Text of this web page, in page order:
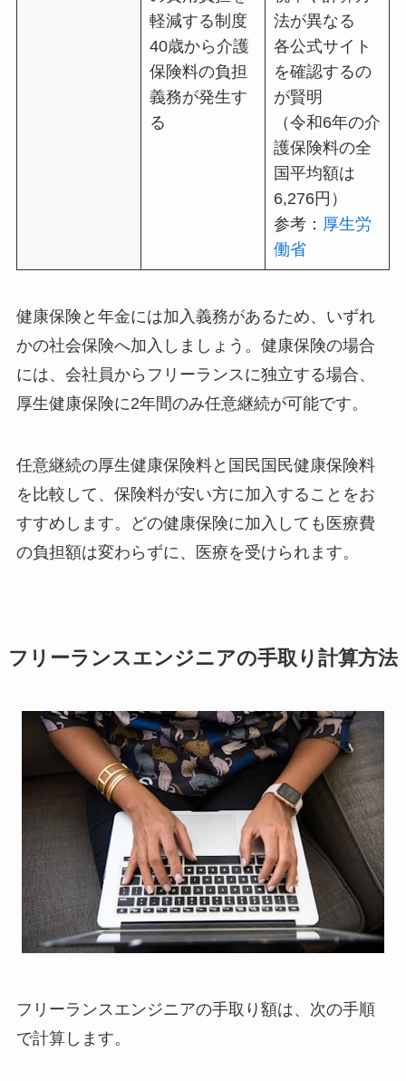
軽減する制度
40歳から介護
保険料の負担
義務が発生す
る
法が異なる
各公式サイト
を確認するの
が賢明
（令和6年の介
護保険料の全
国平均額は
6,276円）
参考： 厚生労
働省
健康保険と年金には加入義務があるため、いずれ
かの社会保険へ加入しましょう。健康保険の場合
には、会社員からフリーランスに独立する場合、
厚生健康保険に2年間のみ任意継続が可能です。
任意継続の厚生健康保険料と国民国民健康保険料
を比較して、保険料が安い方に加入することをお
すすめします。どの健康保険に加入しても医療費
の負担額は変わらずに、医療を受けられます。
フリーランスエンジニアの手取り計算方法
フリーランスエンジニアの手取り額は、次の手順
で計算します。